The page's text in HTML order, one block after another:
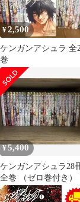
¥2,500
ケンガンアシュラ 全
巻
¥5,400
ケンガンアシュラ28
全巻 （ゼロ巻付き）